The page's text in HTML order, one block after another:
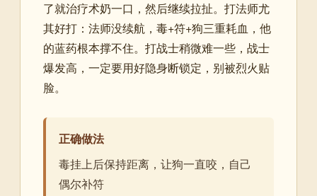
了就治疗术奶一口，然后继续拉扯。打法师尤
其好打：法师没续航，毒+符+狗三重耗血，他
的蓝药根本撑不住。打战士稍微难一些，战士
爆发高，一定要用好隐身断锁定，别被烈火贴
脸。
正确做法
毒挂上后保持距离，让狗一直咬，自己
偶尔补符